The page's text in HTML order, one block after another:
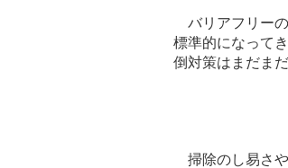
バリアフリーの
標準的になって
倒対策はまだま
掃除のし易さや